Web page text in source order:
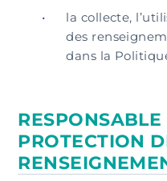
la collecte,
des
dans la
PROTECTION